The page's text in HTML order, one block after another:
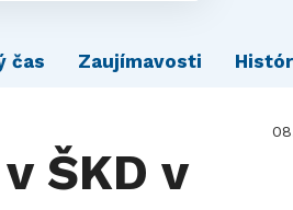
čas Zaujímavosti
ŠKD v